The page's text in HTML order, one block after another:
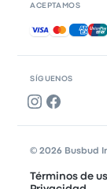
SÍGUENOS
ACEPTAMOS
Pagos
© 2026 Busbud
Términos de